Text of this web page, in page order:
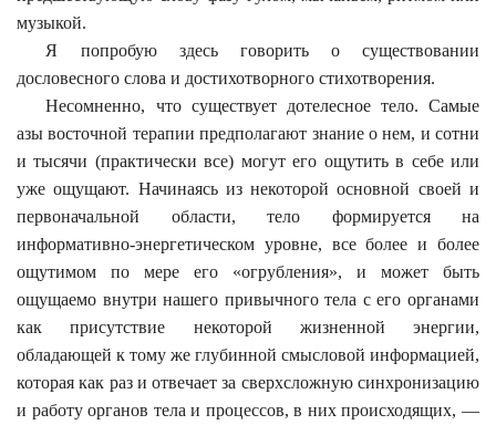
музыкой.
Я попробую здесь говорить о существовании
дословесного слова и достихотворного стихотворения.
Несомненно, что существует дотелесное тело. Самые
азы восточной терапии предполагают знание о нем, и сотни
и тысячи (практически все) могут его ощутить в себе или
уже ощущают. Начинаясь из некоторой основной своей и
первоначальной области, тело формируется на
информативно-энергетическом уровне, все более и более
ощутимом по мере его «огрубления», и может быть
ощущаемо внутри нашего привычного тела с его органами
как присутствие некоторой жизненной энергии,
обладающей к тому же глубинной смысловой информацией,
которая как раз и отвечает за сверхсложную синхронизацию
и работу органов тела и процессов, в них происходящих, —